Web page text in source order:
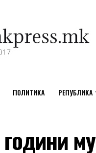
ПОЛИТИКА РЕПУБЛИКА